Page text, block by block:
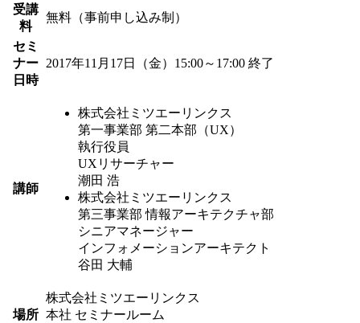
受講
料
無料（事前申し込み制）
セミ
ナー
日時
2017年11月17日（金）15:00～17:00 終了
講師
株式会社ミツエーリンクス
第一事業部 第二本部（UX）
執行役員
UXリサーチャー
潮田 浩
株式会社ミツエーリンクス
第三事業部 情報アーキテクチャ部
シニアマネージャー
インフォメーションアーキテクト
谷田 大輔
場所
株式会社ミツエーリンクス
本社 セミナールーム